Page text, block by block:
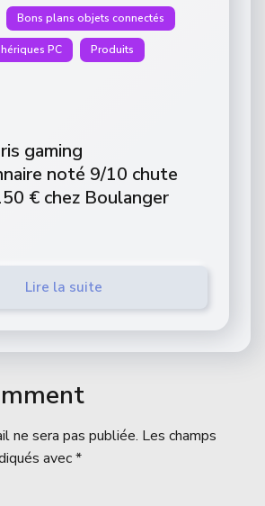
Bons plans objets connectés
PC Produits
gaming
noté 9/10 chute
€ chez Boulanger
Lire la suite
ne sera pas publiée. Les champs
avec*